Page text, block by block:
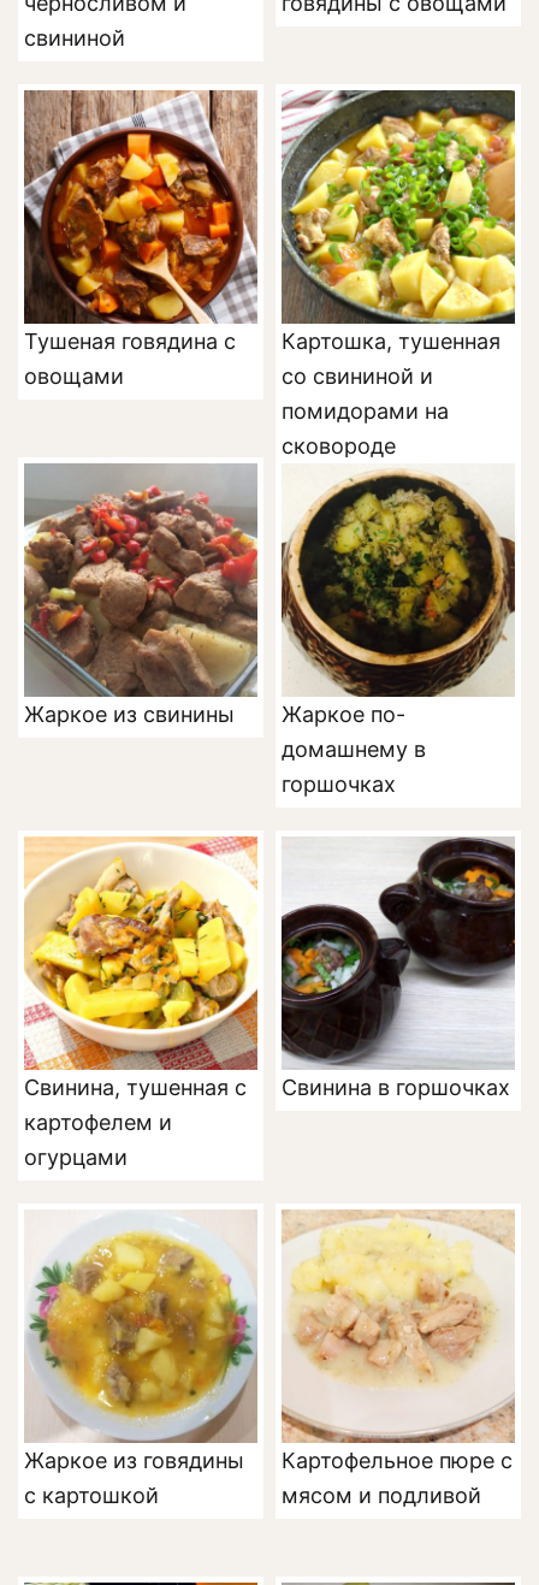
свининой
Тушеная говядина с
овощами
Картошка, тушенная
со свининой и
помидорами на
сковороде
Жаркое из свинины
Жаркое по-
домашнему в
горшочках
Свинина, тушенная с
картофелем и
огурцами
Свинина в горшочках
Жаркое из говядины
с картошкой
Картофельное пюре с
мясом и подливой